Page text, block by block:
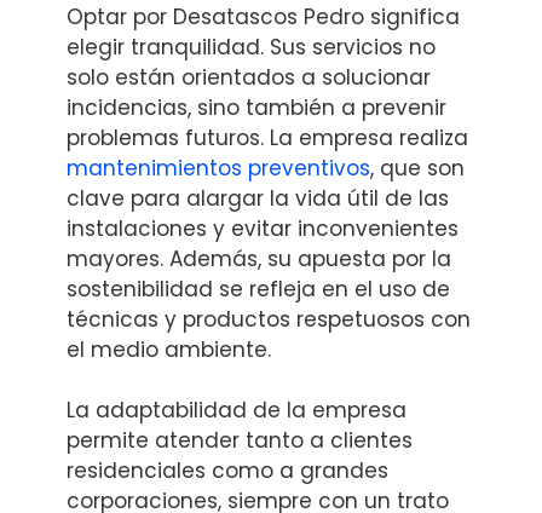
Optar por Desatascos Pedro significa
elegir tranquilidad. Sus servicios no
solo están orientados a solucionar
incidencias, sino también a prevenir
problemas futuros. La empresa realiza
mantenimientos preventivos, que son
clave para alargar la vida útil de las
instalaciones y evitar inconvenientes
mayores. Además, su apuesta por la
sostenibilidad se refleja en el uso de
técnicas y productos respetuosos con
el medio ambiente.
La adaptabilidad de la empresa
permite atender tanto a clientes
residenciales como a grandes
corporaciones, siempre con un trato